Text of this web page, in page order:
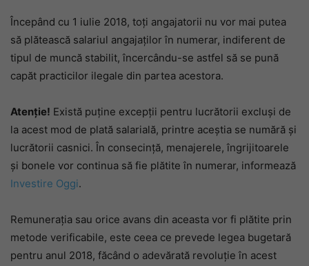
Începând cu 1 iulie 2018, toți angajatorii nu vor mai putea
să plătească salariul angajaților în numerar, indiferent de
tipul de muncă stabilit, încercându-se astfel să se pună
capăt practicilor ilegale din partea acestora.
Atenție! Există puține excepții pentru lucrătorii excluși de
la acest mod de plată salarială, printre aceștia se numără și
lucrătorii casnici. În consecință, menajerele, îngrijitoarele
și bonele vor continua să fie plătite în numerar, informează
Investire Oggi.
Remunerația sau orice avans din aceasta vor fi plătite prin
metode verificabile, este ceea ce prevede legea bugetară
pentru anul 2018, făcând o adevărată revoluție în acest